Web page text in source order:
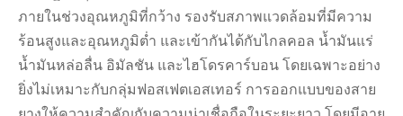
ภายในช่วงอุณหภูมิที่กว้าง รองรับสภาพแวดล้อมที่มีความ
ร้อนสูงและอุณหภูมิต่ำ และเข้ากันได้กับไกลคอล น้ำมันแร่
น้ำมันหล่อลื่น อิมัลชัน และไฮโดรคาร์บอน โดยเฉพาะอย่าง
ยิ่งไม่เหมาะกับกลุ่มฟอสเฟตเอสเทอร์ การออกแบบของสาย